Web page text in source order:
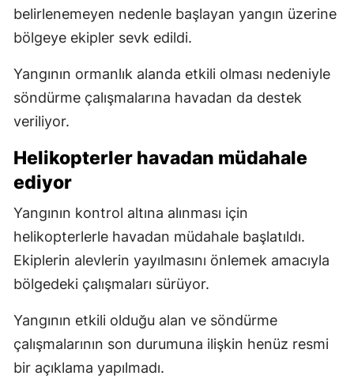
belirlenemeyen nedenle başlayan yangın üzerine
bölgeye ekipler sevk edildi.
Yangının ormanlık alanda etkili olması nedeniyle
söndürme çalışmalarına havadan da destek
veriliyor.
Helikopterler havadan müdahale
ediyor
Yangının kontrol altına alınması için
helikopterlerle havadan müdahale başlatıldı.
Ekiplerin alevlerin yayılmasını önlemek amacıyla
bölgedeki çalışmaları sürüyor.
Yangının etkili olduğu alan ve söndürme
çalışmalarının son durumuna ilişkin henüz resmi
bir açıklama yapılmadı.